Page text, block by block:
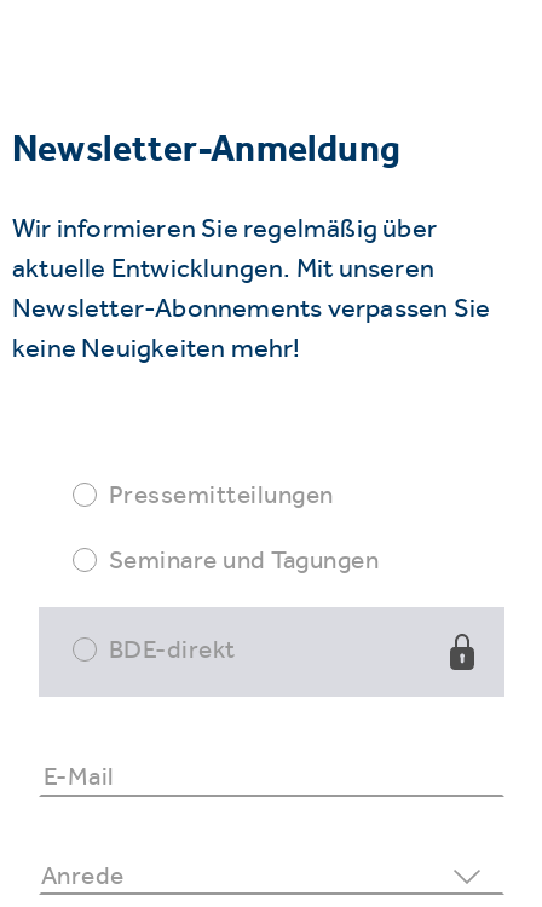
Newsletter-Anmeldung
Wir informieren Sie regelmäßig über
aktuelle Entwicklungen. Mit unseren
Newsletter-Abonnements verpassen Sie
keine Neuigkeiten mehr!
Pressemitteilungen
Seminare und Tagungen
BDE-direkt